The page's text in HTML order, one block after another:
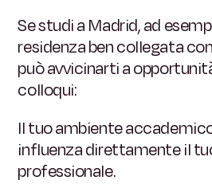
Se studi a Madrid, ad
residenza ben collegata
può avvicinarti a
colloqui:
Il tuo ambiente
influenza direttamente il
professionale.